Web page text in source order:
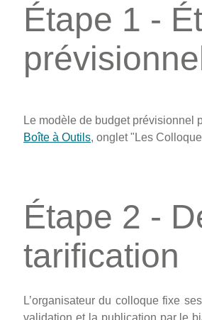
Étape 1 -
Le modèle de budget
Boîte à Outils, onglet "Les
Étape 2 -
tarification
L’organisateur du colloque fixe